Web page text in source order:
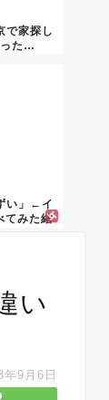
で家探し
った…
い」←イ
てみた結
い
9月6日